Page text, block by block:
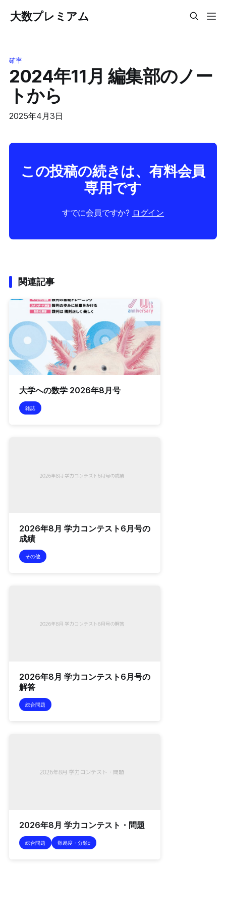
大数プレミアム
確率
2024年11月 編集部のノー
トから
2025年4月3日
この投稿の続きは、有料会員
専用です
すでに会員ですか? ログイン
関連記事
大学への数学 2026年8月号
雑誌
2026年8月 学力コンテスト6月号の
成績
その他
2026年8月 学力コンテスト6月号の
解答
総合問題
2026年8月 学力コンテスト・問題
総合問題 難易度・分類c